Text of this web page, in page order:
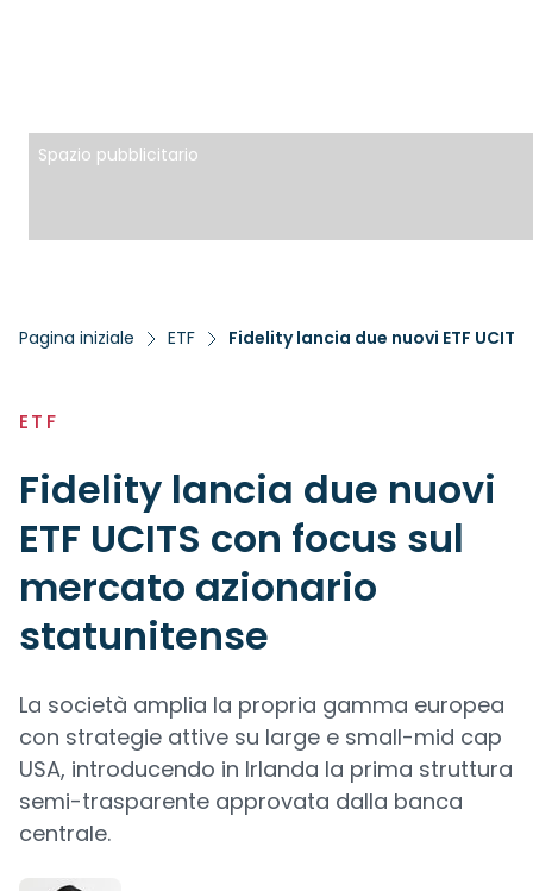
Spazio pubblicitario
Pagina iniziale ETF Fidelity lancia due nuovi ETF
ETF
Fidelity lancia due nuovi
ETF UCITS con focus sul
mercato azionario
statunitense
La società amplia la propria gamma europea
con strategie attive su large e small-mid cap
USA, introducendo in Irlanda la prima struttura
semi-trasparente approvata dalla banca
centrale.